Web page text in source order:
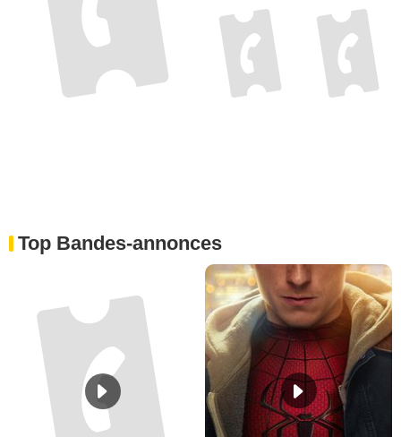
Top Bandes-annonces